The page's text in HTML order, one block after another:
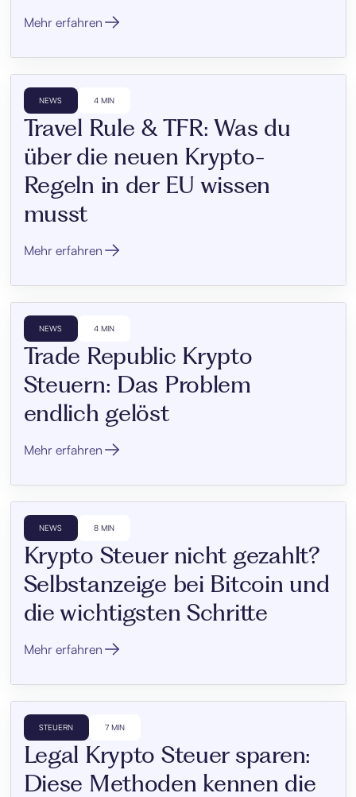
Mehr erfahren
NEWS 4 MIN
Travel Rule & TFR: Was du
über die neuen Krypto-
Regeln in der EU wissen
musst
Mehr erfahren
NEWS 4 MIN
Trade Republic Krypto
Steuern: Das Problem
endlich gelöst
Mehr erfahren
NEWS 8 MIN
Krypto Steuer nicht gezahlt?
Selbstanzeige bei Bitcoin und
die wichtigsten Schritte
Mehr erfahren
STEUERN 7 MIN
Legal Krypto Steuer sparen:
Diese Methoden kennen die